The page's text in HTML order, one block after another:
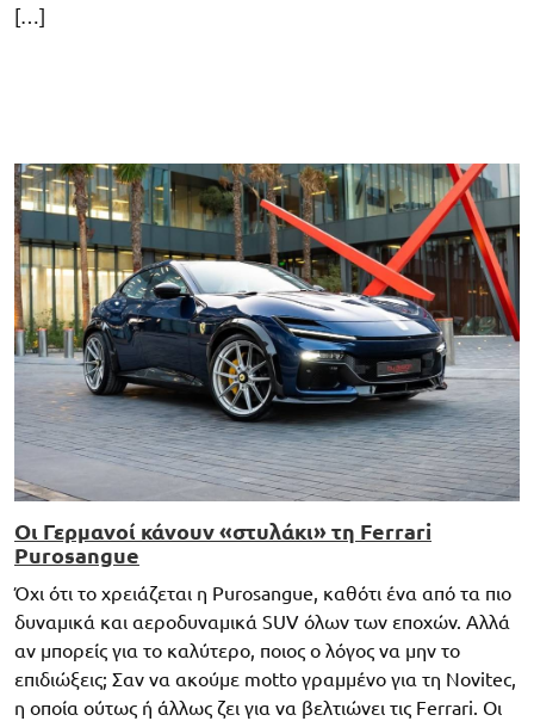
[…]
Οι Γερμανοί κάνουν «στυλάκι» τη Ferrari
Purosangue
Όχι ότι το χρειάζεται η Purosangue, καθότι ένα από τα πιο
δυναμικά και αεροδυναμικά SUV όλων των εποχών. Αλλά
αν μπορείς για το καλύτερο, ποιος ο λόγος να μην το
επιδιώξεις; Σαν να ακούμε motto γραμμένο για τη Novitec,
η οποία ούτως ή άλλως ζει για να βελτιώνει τις Ferrari. Οι